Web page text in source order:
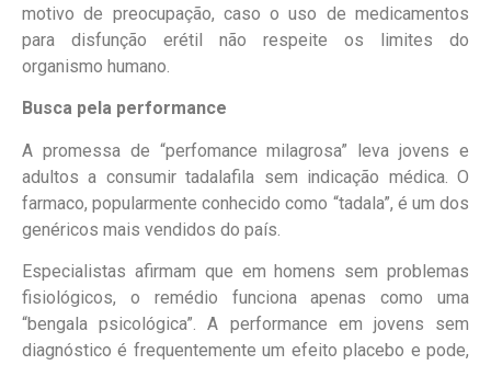
motivo de preocupação, caso o uso de medicamentos
para disfunção erétil não respeite os limites do
organismo humano.
Busca pela performance
A promessa de “perfomance milagrosa” leva jovens e
adultos a consumir tadalafila sem indicação médica. O
farmaco, popularmente conhecido como “tadala”, é um dos
genéricos mais vendidos do país.
Especialistas afirmam que em homens sem problemas
fisiológicos, o remédio funciona apenas como uma
“bengala psicológica”. A performance em jovens sem
diagnóstico é frequentemente um efeito placebo e pode,